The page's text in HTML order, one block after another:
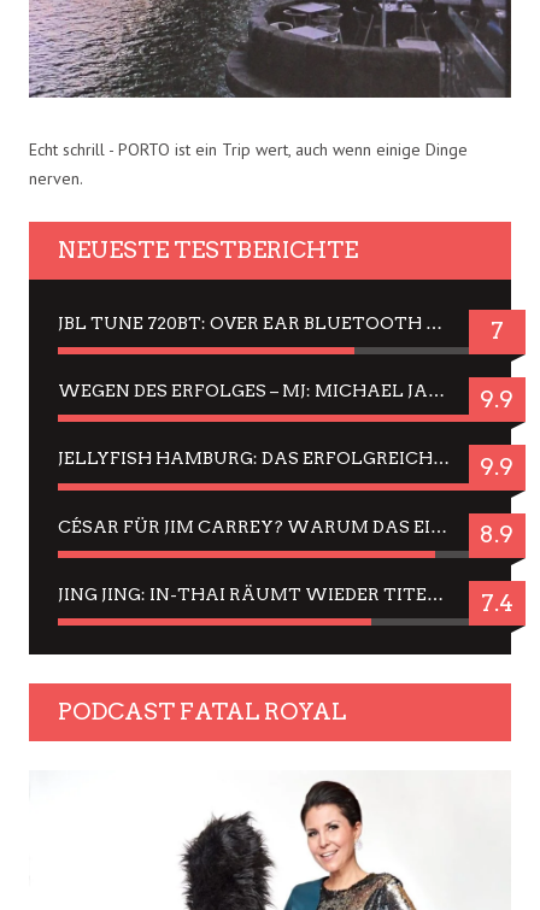
Echt schrill - PORTO ist ein Trip wert, auch wenn einige Dinge
nerven.
NEUESTE TESTBERICHTE
JBL TUNE 720BT: OVER EAR BLUETOOTH KOPFHÖRER UM DIE 50,-€ IM DAUER-TEST 7
WEGEN DES ERFOLGES – MJ: MICHAEL JACKSON MUSICAL IN EINER MATINEE SEHEN 9.9
JELLYFISH HAMBURG: DAS ERFOLGREICHE SOMMER-MENÜ 2025 IN GEFÜHLEN UND BILDERN 9.9
CÉSAR FÜR JIM CARREY? WARUM DAS EINER DER NERVIGSTEN ACTORS IST UND BLEIBT 8.9
JING JING: IN-THAI RÄUMT WIEDER TITEL AB – EIN ZWEI-STUNDEN-ERLEBNISBERICHT 7.4
PODCAST FATAL ROYAL